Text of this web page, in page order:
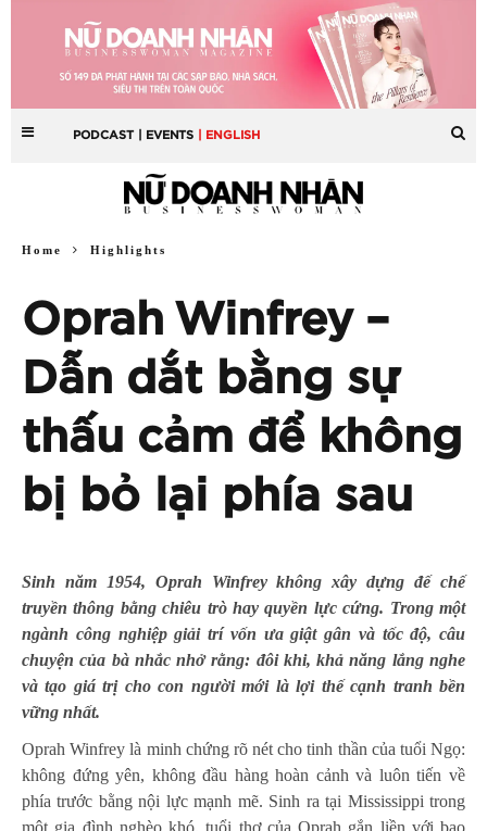
PODCAST | EVENTS | ENGLISH
Home Highlights
Oprah Winfrey –
Dẫn dắt bằng sự
thấu cảm để không
bị bỏ lại phía sau
Sinh năm 1954, Oprah Winfrey không xây dựng đế chế
truyền thông bằng chiêu trò hay quyền lực cứng. Trong một
ngành công nghiệp giải trí vốn ưa giật gân và tốc độ, câu
chuyện của bà nhắc nhở rằng: đôi khi, khả năng lắng nghe
và tạo giá trị cho con người mới là lợi thế cạnh tranh bền
vững nhất.
Oprah Winfrey là minh chứng rõ nét cho tinh thần của tuổi Ngọ:
không đứng yên, không đầu hàng hoàn cảnh và luôn tiến về
phía trước bằng nội lực mạnh mẽ. Sinh ra tại Mississippi trong
một gia đình nghèo khó, tuổi thơ của Oprah gắn liền với bạo